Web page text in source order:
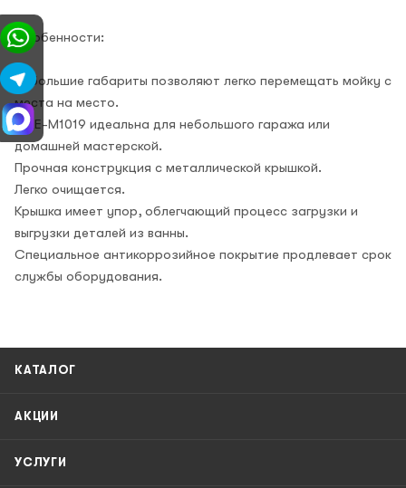
Особенности:
Небольшие габариты позволяют легко перемещать мойку с
места на место.
GTE-M1019 идеальна для небольшого гаража или
домашней мастерской.
Прочная конструкция с металлической крышкой.
Легко очищается.
Крышка имеет упор, облегчающий процесс загрузки и
выгрузки деталей из ванны.
Специальное антикоррозийное покрытие продлевает срок
службы оборудования.
КАТАЛОГ
АКЦИИ
УСЛУГИ